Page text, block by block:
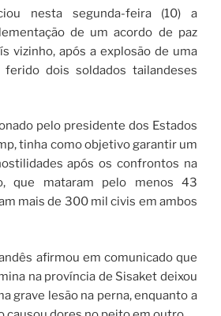
nesta segunda-feira (10) a
de um acordo de paz
vizinho, após a explosão de uma
dois soldados tailandeses
pelo presidente dos Estados
tinha como objetivo garantir um
após os confrontos na
que mataram pelo menos 43
mais de 300 mil civis em ambos
afirmou em comunicado que
na província de Sisaket deixou
grave lesão na perna, enquanto a